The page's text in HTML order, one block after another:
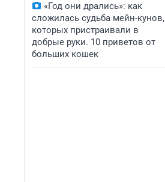
«Год они дрались»: как
сложилась судьба мейн-кунов,
которых пристраивали в
добрые руки. 10 приветов от
больших кошек